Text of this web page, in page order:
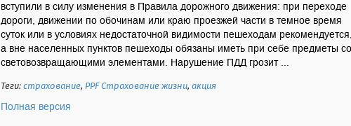
вступили в силу изменения в Правила дорожного движения: при переходе
дороги, движении по обочинам или краю проезжей части в темное время
суток или в условиях недостаточной видимости пешеходам рекомендуется,
а вне населенных пунктов пешеходы обязаны иметь при себе предметы со
световозвращающими элементами. Нарушение ПДД грозит ...
Теги:страхование, PPF Страхование жизни,акция
Полная версия